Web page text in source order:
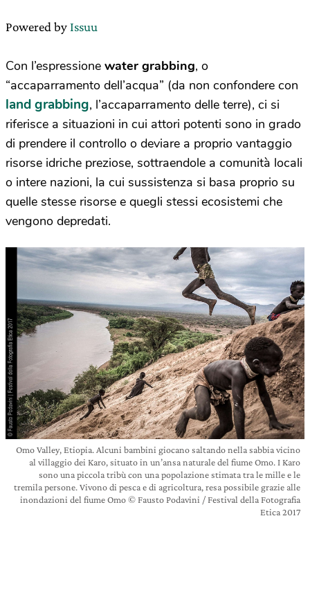
Powered by Issuu
Con l’espressione water grabbing, o
“accaparramento dell’acqua” (da non confondere con
land grabbing, l’accaparramento delle terre), ci si
riferisce a situazioni in cui attori potenti sono in grado
di prendere il controllo o deviare a proprio vantaggio
risorse idriche preziose, sottraendole a comunità locali
o intere nazioni, la cui sussistenza si basa proprio su
quelle stesse risorse e quegli stessi ecosistemi che
vengono depredati.
Omo Valley, Etiopia. Alcuni bambini giocano saltando nella sabbia vicino
al villaggio dei Karo, situato in un’ansa naturale del fiume Omo. I Karo
sono una piccola tribù con una popolazione stimata tra le mille e le
tremila persone. Vivono di pesca e di agricoltura, resa possibile grazie alle
inondazioni del fiume Omo © Fausto Podavini / Festival della Fotografia
Etica 2017